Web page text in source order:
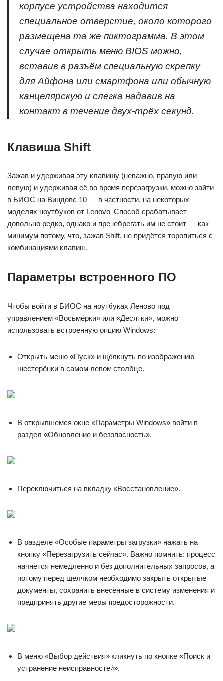
корпусе устройства находится
специальное отверстие, около которого
размещена та же пиктограмма. В этом
случае открыть меню BIOS можно,
вставив в разъём специальную скрепку
для Айфона или смартфона или обычную
канцелярскую и слегка надавив на
контакт в течение двух-трёх секунд.
Клавиша Shift
Зажав и удерживая эту клавишу (неважно, правую или
левую) и удерживая её во время перезагрузки, можно зайти
в БИОС на Виндовс 10 — в частности, на некоторых
моделях ноутбуков от Lenovo. Способ срабатывает
довольно редко, однако и пренебрегать им не стоит — как
минимум потому, что, зажав Shift, не придётся торопиться с
комбинациями клавиш.
Параметры встроенного ПО
Чтобы войти в БИОС на ноутбуках Леново под
управлением «Восьмёрки» или «Десятки», можно
использовать встроенную опцию Windows:
Открыть меню «Пуск» и щёлкнуть по изображению
шестерёнки в самом левом столбце.
В открывшемся окне «Параметры Windows» войти в
раздел «Обновление и безопасность».
Переключиться на вкладку «Восстановление».
В разделе «Особые параметры загрузки» нажать на
кнопку «Перезагрузить сейчас». Важно помнить: процесс
начнётся немедленно и без дополнительных запросов, а
потому перед щелчком необходимо закрыть открытые
документы, сохранить внесённые в систему изменения и
предпринять другие меры предосторожности.
В меню «Выбор действия» кликнуть по кнопке «Поиск и
устранение неисправностей».